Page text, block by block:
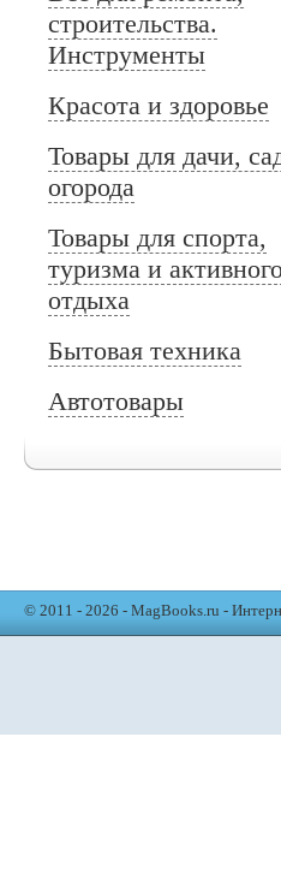
строительства.
Инструменты
Красота и здоровье
Товары для дачи,
огорода
Товары для спорта,
туризма и
отдыха
Бытовая техника
Автотовары
© 2011 - 2026 - MagBooks.ru -